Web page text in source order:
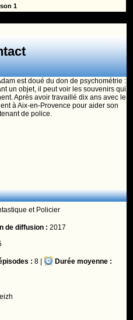
1
est doué du don de psychométrie :
un objet, il peut voir les souvenirs qui
Après avoir travaillé dix ans avec le
à Aix-en-Provence pour aider son
de police.
et Policier
de diffusion : 2017
: 8 |
Durée moyenne :